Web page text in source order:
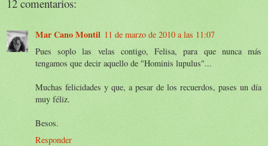
12 comentarios:
Mar Cano Montil 11 de marzo de 2010 a las 11:07
Pues soplo las velas contigo, Felisa, para que nunca más
tengamos que decir aquello de "Hominis lupulus"...
Muchas felicidades y que, a pesar de los recuerdos, pases un día
muy féliz.
Besos.
Responder